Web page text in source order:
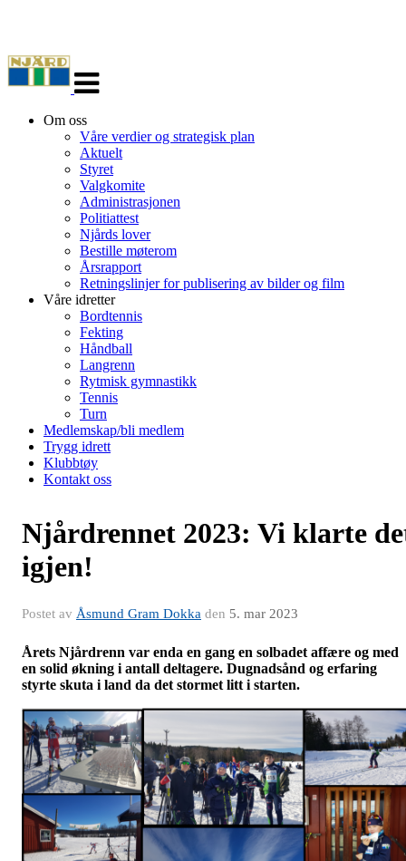
navigasjon
Om oss
Våre verdier og strategisk plan
Aktuelt
Styret
Valgkomite
Administrasjonen
Politiattest
Njårds lover
Bestille møterom
Årsrapport
Retningslinjer for publisering av bilder og film
Våre idretter
Bordtennis
Fekting
Håndball
Langrenn
Rytmisk gymnastikk
Tennis
Turn
Medlemskap/bli medlem
Trygg idrett
Klubbtøy
Kontakt oss
Njårdrennet 2023: Vi klarte
igjen!
Postet av Åsmund Gram Dokka den 5. mar 2023
Årets Njårdrenn var enda en gang en solbadet affære og med
en solid økning i antall deltagere. Dugnadsånd og erfaring
styrte skuta i land da det stormet litt i starten.